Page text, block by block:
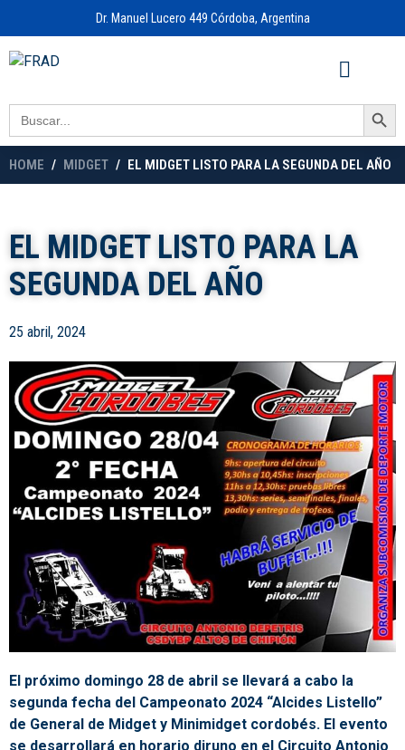
Dr. Manuel Lucero 449 Córdoba, Argentina
Search
for:
Search Button
HOME MIDGET EL MIDGET LISTO PARA LA SEGUNDA DEL AÑO
EL MIDGET LISTO PARA LA
SEGUNDA DEL AÑO
25 abril, 2024
El próximo domingo 28 de abril se llevará a cabo la
segunda fecha del Campeonato 2024 “Alcides Listello”
de General de Midget y Minimidget cordobés. El evento
se desarrollará en horario diruno en el Circuito Antonio